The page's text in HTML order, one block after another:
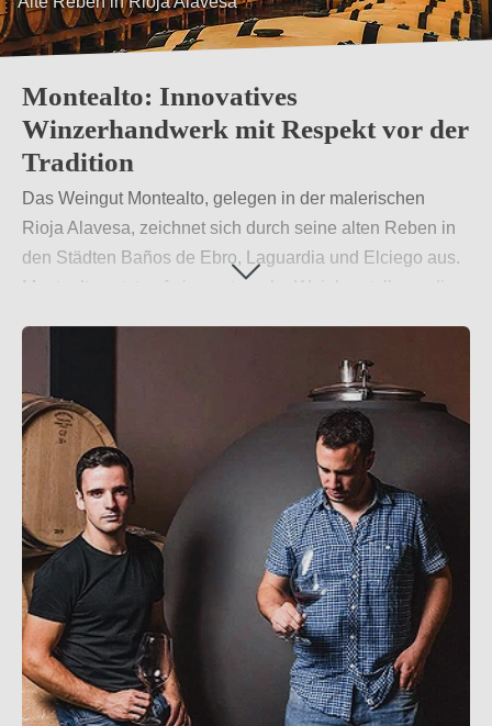
Montealto: Innovatives
Winzerhandwerk mit Respekt vor der
Tradition
Das Weingut Montealto, gelegen in der malerischen
Rioja Alavesa, zeichnet sich durch seine alten Reben in
den Städten Baños de Ebro, Laguardia und Elciego aus.
Montealto setzt auf eine naturnahe Weinherstellung, die